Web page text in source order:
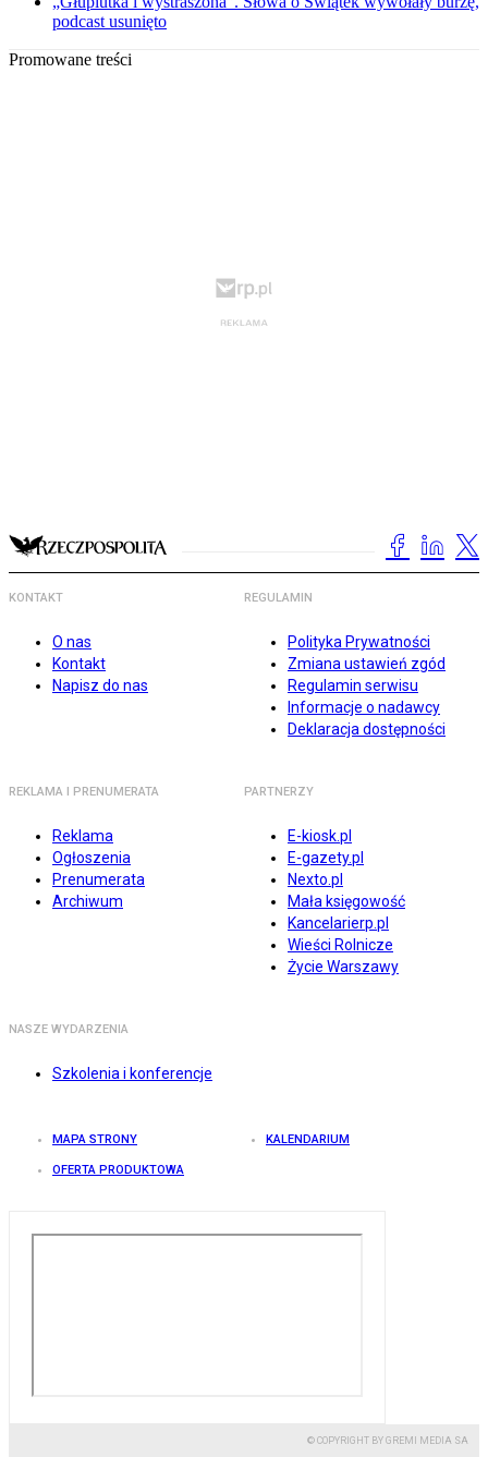
podcast usunięto
Promowane treści
KONTAKT
O nas
Kontakt
Napisz do nas
REGULAMIN
Polityka Prywatności
Zmiana ustawień zgód
Regulamin serwisu
Informacje o nadawcy
Deklaracja dostępności
REKLAMA I PRENUMERATA
Reklama
Ogłoszenia
Prenumerata
Archiwum
PARTNERZY
E-kiosk.pl
E-gazety.pl
Nexto.pl
Mała księgowość
Kancelarierp.pl
Wieści Rolnicze
Życie Warszawy
NASZE WYDARZENIA
Szkolenia i konferencje
MAPA STRONY KALENDARIUM
OFERTA PRODUKTOWA
© COPYRIGHT BY GREMI MEDIA SA